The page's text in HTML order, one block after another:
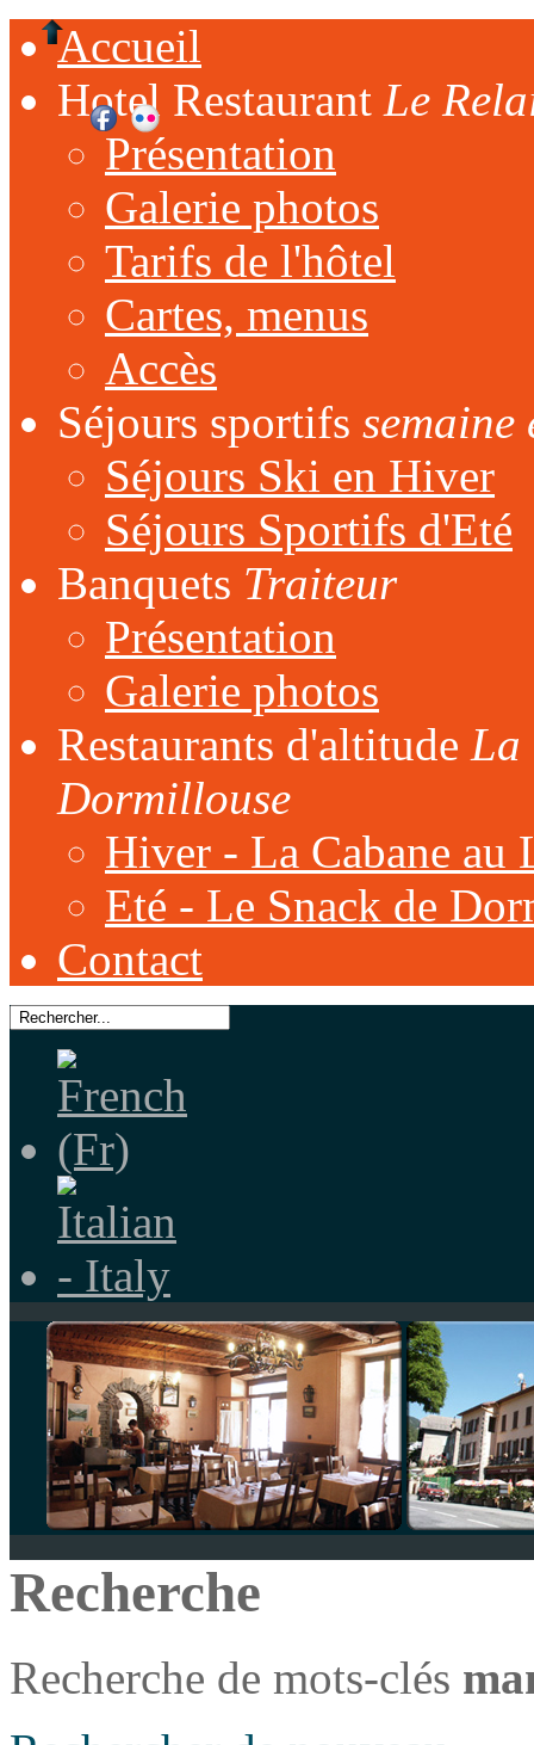
Accueil
Hotel Restaurant Le
Présentation
Galerie photos
Tarifs de l'hôtel
Cartes, menus
Accès
Séjours sportifs semaine
Séjours Ski en Hiver
Séjours Sportifs d'Eté
Banquets Traiteur
Présentation
Galerie photos
Restaurants d'altitude La
Dormillouse
Hiver - La Cabane au
Eté - Le Snack de
Contact
Recherche
Recherche de mots-clés